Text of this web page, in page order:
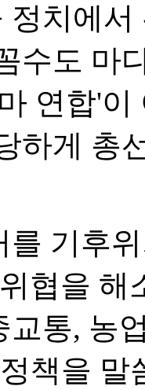
정치에
수도 마
연합'
하게 총
를 기후
협을 해
통, 농
책을